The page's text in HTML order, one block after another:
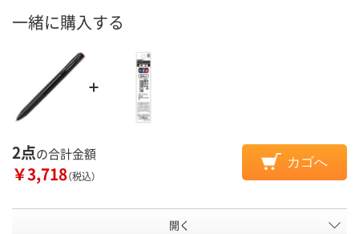
一緒に購入する
2点の合計金額
￥3,718（税込）
カゴへ
開く